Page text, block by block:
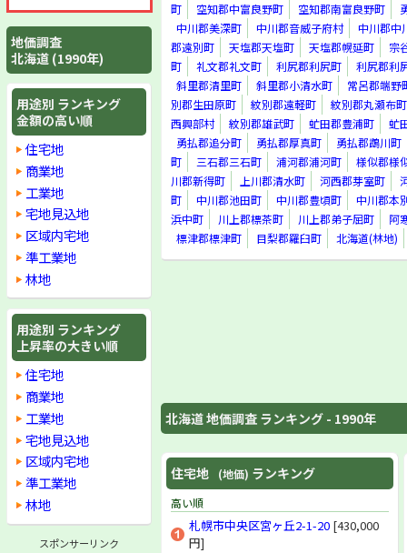
町
空知郡中富良野町 空知郡南富良野町
中川郡美深町
中川郡音威子府村
中川郡中
郡遠別町
天塩郡天塩町 天塩郡幌延町
宗
町
礼文郡礼文町 利尻郡利尻町
利尻郡利
斜里郡清里町
斜里郡小清水町
常呂郡端野
別郡生田原町
紋別郡遠軽町
紋別郡丸瀬布町
西興部村
紋別郡雄武町 虻田郡豊浦町
虻
勇払郡追分町
勇払郡厚真町
勇払郡鵡川町
町
三石郡三石町 浦河郡浦河町
様似郡様
川郡新得町
上川郡清水町 河西郡芽室町
町
中川郡池田町 中川郡豊頃町
中川郡本
浜中町
川上郡標茶町 川上郡弟子屈町
阿
標津郡標津町
目梨郡羅臼町 北海道(林地)
北海道 地価調査 ランキング - 1990年
住宅地 (地価) ランキング
高い順
札幌市中央区宮ヶ丘2-1-20 [430,000
円]
茅部郡砂原町
茅部郡森町
二海郡八雲町
山越郡長万部町
檜山郡江差町
檜山郡上ノ国町
檜山郡厚沢部町
爾志郡乙部町
爾志郡熊石町
久遠郡大成町
奥尻郡奥尻町
瀬棚郡瀬棚町
瀬棚郡北檜山町
瀬棚郡今金町
島牧郡島牧村
寿都郡寿都町
寿都郡黒松内町
磯谷郡蘭越町
虻田郡ニセコ町
虻田郡真狩村
虻田郡留寿都村
虻田郡喜茂別町
虻田郡京極町
虻田郡倶知安町
岩内郡共和町
岩内郡岩内町
古宇郡泊村
古宇郡神恵内村
積丹郡積丹町
古平郡古平町
余市郡仁木町
地価調査
北海道 (1990年)
用途別 ランキング
金額の高い順
住宅地
商業地
工業地
宅地見込地
区域内宅地
準工業地
林地
用途別 ランキング
上昇率の大きい順
住宅地
商業地
工業地
宅地見込地
区域内宅地
準工業地
林地
スポンサーリンク